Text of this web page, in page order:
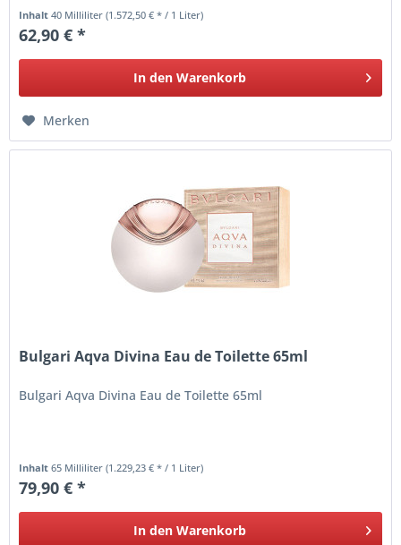
Inhalt40 Milliliter(1.572,50 € * / 1 Liter)
62,90 € *
In den Warenkorb
Merken
Bulgari Aqva Divina Eau de Toilette 65ml
Bulgari Aqva Divina Eau de Toilette 65ml
Inhalt65 Milliliter(1.229,23 € * / 1 Liter)
79,90 € *
In den Warenkorb